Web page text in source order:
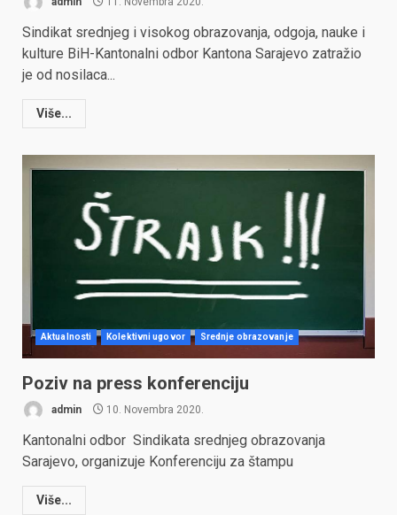
Sindikat srednjeg i visokog obrazovanja, odgoja, nauke i
kulture BiH-Kantonalni odbor Kantona Sarajevo zatražio
je od nosilaca...
Više...
Aktualnosti Kolektivni ugovor Srednje obrazovanje
Poziv na press konferenciju
admin 10. Novembra 2020.
Kantonalni odbor Sindikata srednjeg obrazovanja
Sarajevo, organizuje Konferenciju za štampu
Više...